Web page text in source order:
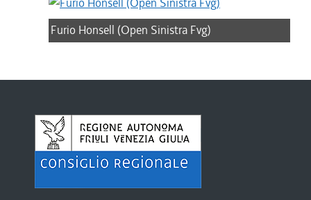
Furio Honsell (Open Sinistra Fvg)